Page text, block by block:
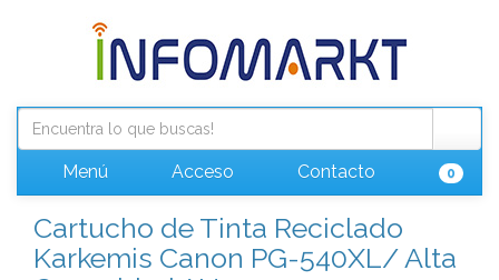
Menú Acceso Contacto 0
Cartucho de Tinta Reciclado
Karkemis Canon PG-540XL/ Alta